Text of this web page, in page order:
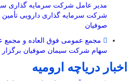
مدیر عامل شرکت سرمایه گذاری
شرکت سرمایه گذاری دارویی تأمین
صوفیان
مجمع عمومی فوق العاده و مجمع
سهام شرکت سیمان صوفیان برگزار
اخبار دریاچه ارومیه